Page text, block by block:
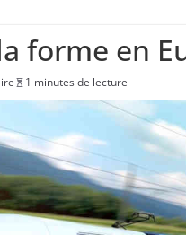
New York, dit qu’il
forme en
1 minutes de lecture